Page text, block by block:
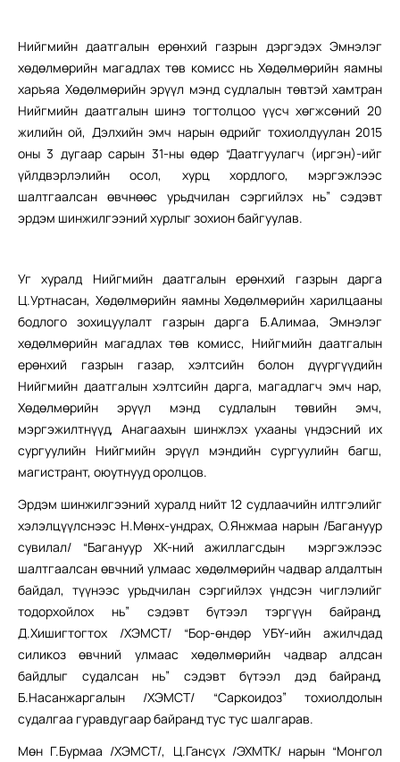
Нийгмийн даатгалын ерөнхий газрын дэргэдэх Эмнэлэг
хөдөлмөрийн магадлах төв комисс нь Хөдөлмөрийн яамны
харъяа Хөдөлмөрийн эрүүл мэнд судлалын төвтэй хамтран
Нийгмийн даатгалын шинэ тогтолцоо үүсч хөгжсөний 20
жилийн ой, Дэлхийн эмч нарын өдрийг тохиолдуулан 2015
оны 3 дугаар сарын 31-ны өдөр “Даатгуулагч (иргэн)-ийг
үйлдвэрлэлийн осол, хурц хордлого, мэргэжлээс
шалтгаалсан өвчнөөс урьдчилан сэргийлэх нь” сэдэвт
эрдэм шинжилгээний хурлыг зохион байгуулав.
Уг хуралд Нийгмийн даатгалын ерөнхий газрын дарга
Ц.Уртнасан, Хөдөлмөрийн яамны Хөдөлмөрийн харилцааны
бодлого зохицуулалт газрын дарга Б.Алимаа, Эмнэлэг
хөдөлмөрийн магадлах төв комисс, Нийгмийн даатгалын
ерөнхий газрын газар, хэлтсийн болон дүүргүүдийн
Нийгмийн даатгалын хэлтсийн дарга, магадлагч эмч нар,
Хөдөлмөрийн эрүүл мэнд судлалын төвийн эмч,
мэргэжилтнүүд, Анагаахын шинжлэх ухааны үндэсний их
сургуулийн Нийгмийн эрүүл мэндийн сургуулийн багш,
магистрант, оюутнууд оролцов.
Эрдэм шинжилгээний хуралд нийт 12 судлаачийн илтгэлийг
хэлэлцүүлснээс Н.Мөнх-ундрах, О.Янжмаа нарын /Багануур
сувилал/ “Багануур ХК-ний ажиллагсдын мэргэжлээс
шалтгаалсан өвчний улмаас хөдөлмөрийн чадвар алдалтын
байдал, түүнээс урьдчилан сэргийлэх үндсэн чиглэлийг
тодорхойлох нь” сэдэвт бүтээл тэргүүн байранд,
Д.Хишигтогтох /ХЭМСТ/ “Бор-өндөр УБҮ-ийн ажилчдад
силикоз өвчний улмаас хөдөлмөрийн чадвар алдсан
байдлыг судалсан нь” сэдэвт бүтээл дэд байранд,
Б.Насанжаргалын /ХЭМСТ/ “Саркоидоз” тохиолдолын
судалгаа гуравдугаар байранд тус тус шалгарав.
Мөн Г.Бурмаа /ХЭМСТ/, Ц.Гансүх /ЭХМТК/ нарын “Монгол